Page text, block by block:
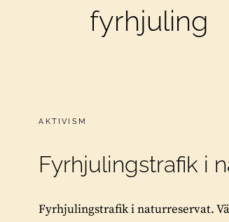
fyrhjuling
CATEGORIES:
AKTIVISM
Fyrhjulingstrafik i
Fyrhjulingstrafik i naturreservat.